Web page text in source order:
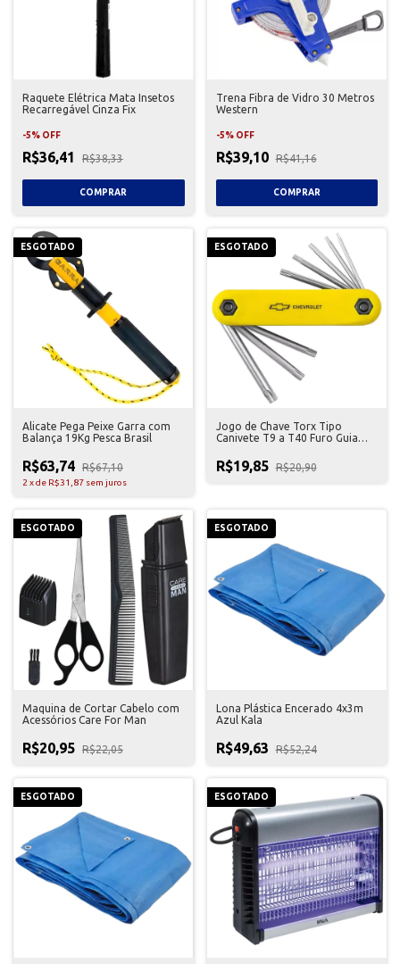
Raquete Elétrica Mata Insetos
Recarregável Cinza Fix
-5% OFF
R$36,41 R$38,33
Trena Fibra de Vidro 30 Metros
Western
-5% OFF
R$39,10 R$41,16
ESGOTADO
Alicate Pega Peixe Garra com
Balança 19Kg Pesca Brasil
R$63,74 R$67,10
2 xde R$31,87 sem juros
ESGOTADO
Jogo de Chave Torx Tipo
Canivete T9 a T40 Furo Guia
R$19,85 R$20,90
ESGOTADO
Maquina de Cortar Cabelo com
Acessórios Care For Man
R$20,95 R$22,05
ESGOTADO
Lona Plástica Encerado 4x3m
Azul Kala
R$49,63 R$52,24
ESGOTADO ESGOTADO